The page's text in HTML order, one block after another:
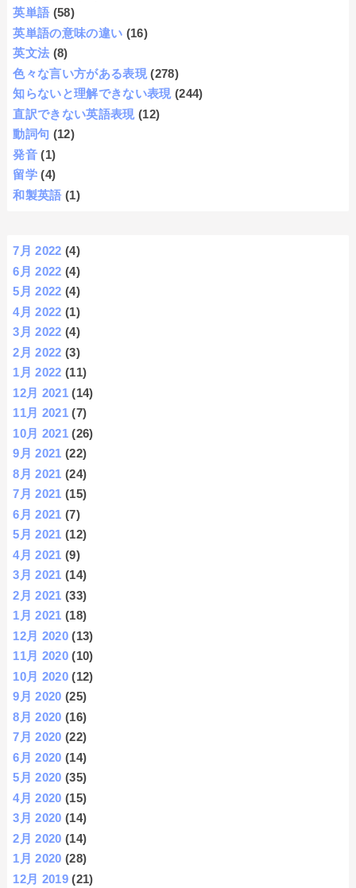
英単語 (58)
英単語の意味の違い (16)
英文法 (8)
色々な言い方がある表現 (278)
知らないと理解できない表現 (244)
直訳できない英語表現 (12)
動詞句 (12)
発音 (1)
留学 (4)
和製英語 (1)
7月 2022 (4)
6月 2022 (4)
5月 2022 (4)
4月 2022 (1)
3月 2022 (4)
2月 2022 (3)
1月 2022 (11)
12月 2021 (14)
11月 2021 (7)
10月 2021 (26)
9月 2021 (22)
8月 2021 (24)
7月 2021 (15)
6月 2021 (7)
5月 2021 (12)
4月 2021 (9)
3月 2021 (14)
2月 2021 (33)
1月 2021 (18)
12月 2020 (13)
11月 2020 (10)
10月 2020 (12)
9月 2020 (25)
8月 2020 (16)
7月 2020 (22)
6月 2020 (14)
5月 2020 (35)
4月 2020 (15)
3月 2020 (14)
2月 2020 (14)
1月 2020 (28)
12月 2019 (21)